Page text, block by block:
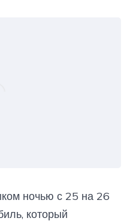
ночью с 25 на 26
который